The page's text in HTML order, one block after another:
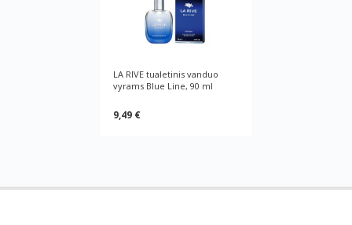
LA RIVE tualetinis vanduo
vyrams Blue Line, 90 ml
9,49 €